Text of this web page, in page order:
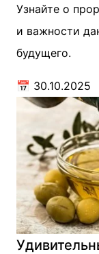
Узнайте о
и важности
будущего.
📅 30.10.2025